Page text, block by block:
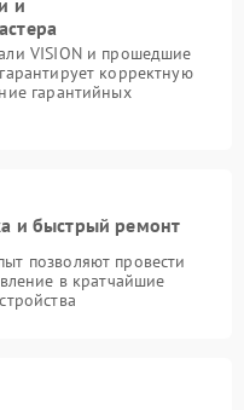
и
VISION и прошедшие
корректную
гарантийных
и быстрый ремонт
позволяют провести
в кратчайшие